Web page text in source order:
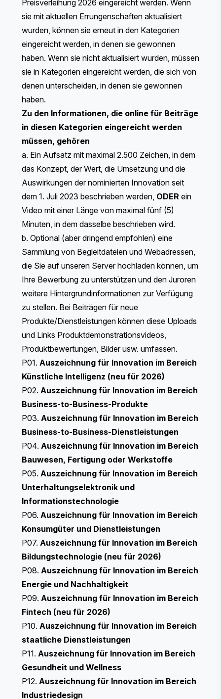
Preisverleihung 2026 eingereicht werden. Wenn
sie mit aktuellen Errungenschaften aktualisiert
wurden, können sie erneut in den Kategorien
eingereicht werden, in denen sie gewonnen
haben. Wenn sie nicht aktualisiert wurden, müssen
sie in Kategorien eingereicht werden, die sich von
denen unterscheiden, in denen sie gewonnen
haben.
Zu den Informationen, die online für Beiträge
in diesen Kategorien eingereicht werden
müssen, gehören
a. Ein Aufsatz mit maximal 2.500 Zeichen, in dem
das Konzept, der Wert, die Umsetzung und die
Auswirkungen der nominierten Innovation seit
dem 1. Juli 2023 beschrieben werden, ODER ein
Video mit einer Länge von maximal fünf (5)
Minuten, in dem dasselbe beschrieben wird.
b. Optional (aber dringend empfohlen) eine
Sammlung von Begleitdateien und Webadressen,
die Sie auf unseren Server hochladen können, um
Ihre Bewerbung zu unterstützen und den Juroren
weitere Hintergrundinformationen zur Verfügung
zu stellen. Bei Beiträgen für neue
Produkte/Dienstleistungen können diese Uploads
und Links Produktdemonstrationsvideos,
Produktbewertungen, Bilder usw. umfassen.
P01. Auszeichnung für Innovation im Bereich
Künstliche Intelligenz (neu für 2026)
P02. Auszeichnung für Innovation im Bereich
Business-to-Business-Produkte
P03. Auszeichnung für Innovation im Bereich
Business-to-Business-Dienstleistungen
P04. Auszeichnung für Innovation im Bereich
Bauwesen, Fertigung oder Werkstoffe
P05. Auszeichnung für Innovation im Bereich
Unterhaltungselektronik und
Informationstechnologie
P06. Auszeichnung für Innovation im Bereich
Konsumgüter und Dienstleistungen
P07. Auszeichnung für Innovation im Bereich
Bildungstechnologie (neu für 2026)
P08. Auszeichnung für Innovation im Bereich
Energie und Nachhaltigkeit
P09. Auszeichnung für Innovation im Bereich
Fintech (neu für 2026)
P10. Auszeichnung für Innovation im Bereich
staatliche Dienstleistungen
P11. Auszeichnung für Innovation im Bereich
Gesundheit und Wellness
P12. Auszeichnung für Innovation im Bereich
Industriedesign